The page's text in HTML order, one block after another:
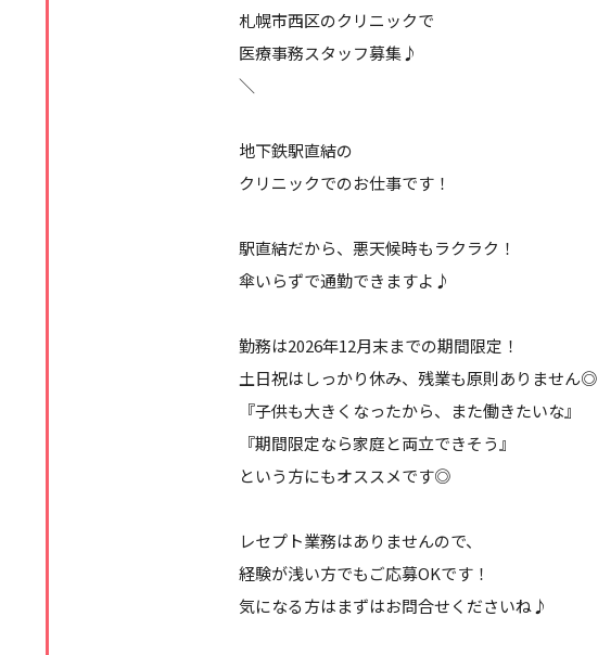
札幌市西区のクリニックで
医療事務スタッフ募集♪
＼
地下鉄駅直結の
クリニックでのお仕事です！
駅直結だから、悪天候時もラクラク！
傘いらずで通勤できますよ♪
勤務は2026年12月末までの期間限定！
土日祝はしっかり休み、残業も原則ありません◎
『子供も大きくなったから、また働きたいな』
『期間限定なら家庭と両立できそう』
という方にもオススメです◎
レセプト業務はありませんので、
経験が浅い方でもご応募OKです！
気になる方はまずはお問合せくださいね♪